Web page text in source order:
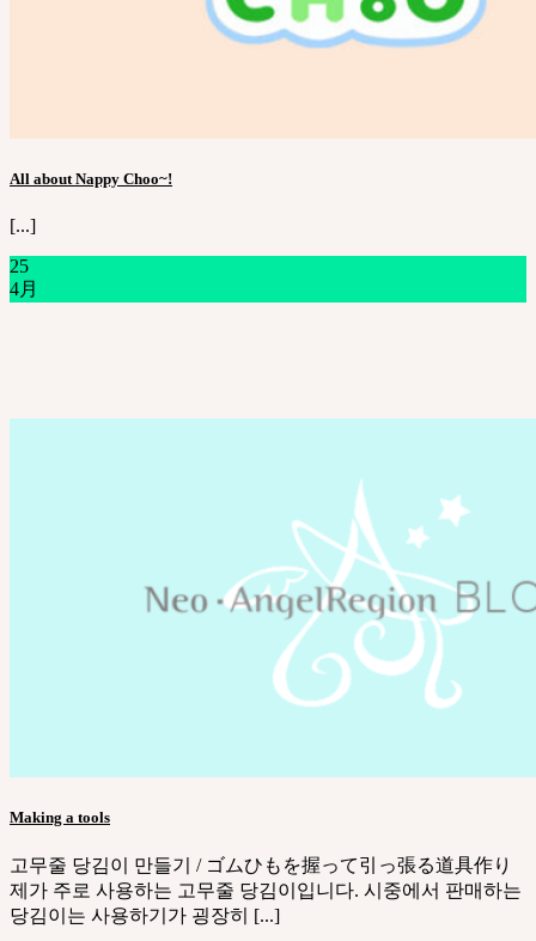
All about Nappy Choo~!
[...]
25
4月
Making a tools
고무줄 당김이 만들기 / ゴムひもを握って引っ張る道具作り
제가 주로 사용하는 고무줄 당김이입니다. 시중에서 판매하는
당김이는 사용하기가 굉장히 [...]